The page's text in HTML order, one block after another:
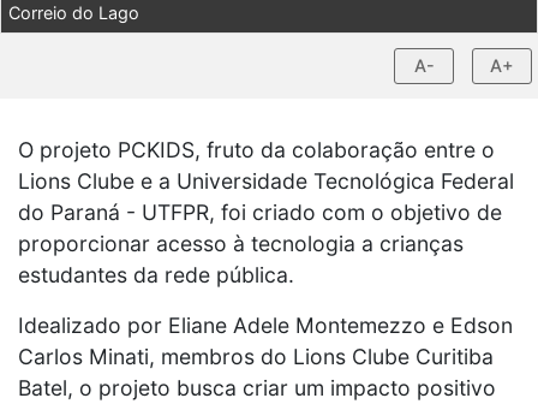
Correio do Lago
A- A+
O projeto PCKIDS, fruto da colaboração entre o
Lions Clube e a Universidade Tecnológica Federal
do Paraná - UTFPR, foi criado com o objetivo de
proporcionar acesso à tecnologia a crianças
estudantes da rede pública.
Idealizado por Eliane Adele Montemezzo e Edson
Carlos Minati, membros do Lions Clube Curitiba
Batel, o projeto busca criar um impacto positivo